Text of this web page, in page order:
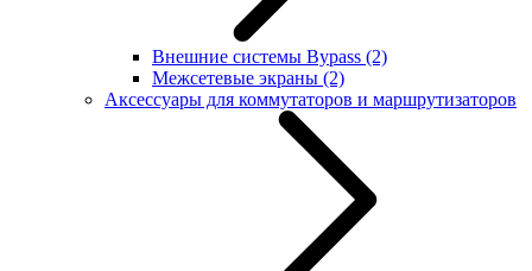
Внешние системы Bypass (2)
Межсетевые экраны (2)
Аксессуары для коммутаторов и маршрутизаторов